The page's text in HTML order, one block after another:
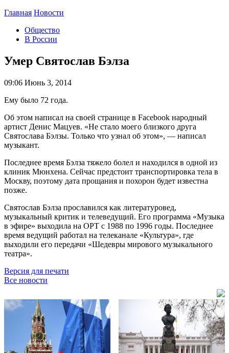
Главная Новости
Общество
В России
Умер Святослав Бэлза
09:06 Июнь 3, 2014
Ему было 72 года.
Об этом написал на своей странице в Facebook народный
артист Денис Мацуев. «Не стало моего близкого друга
Святослава Бэлзы. Только что узнал об этом», — написал
музыкант.
Последнее время Бэлза тяжело болел и находился в одной из
клиник Мюнхена. Сейчас предстоит транспортировка тела в
Москву, поэтому дата прощания и похорон будет известна
позже.
Святослав Бэлза прославился как литературовед,
музыкальный критик и телеведущий. Его программа «Музыка
в эфире» выходила на ОРТ с 1988 по 1996 годы. Последнее
время ведущий работал на телеканале «Культура», где
выходили его передачи «Шедевры мирового музыкального
театра».
Версия для печати
Все новости